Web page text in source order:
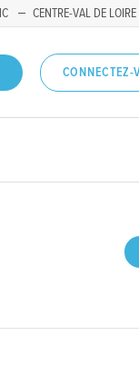
CENTRE-VAL DE LOIRE
CONNECTEZ-